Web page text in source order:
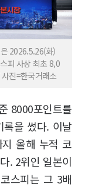
2026.5.26(화)
피 사상 최초 8,0
진=한국거래소
8000포인트를
록을 썼다. 이날
올해 누적 코
. 2위인 일본이
스피는 그 3배